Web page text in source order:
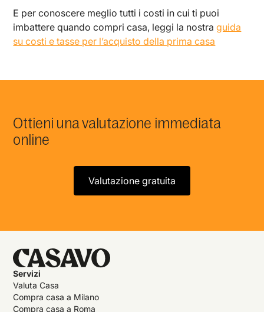
E per conoscere meglio tutti i costi in cui ti puoi
imbattere quando compri casa, leggi la nostraguida
su costi e tasse per l’acquisto della prima casa
Ottieni una valutazione immediata
online
Valutazione gratuita
Servizi
Valuta Casa
Compra casa a Milano
Compra casa a Roma